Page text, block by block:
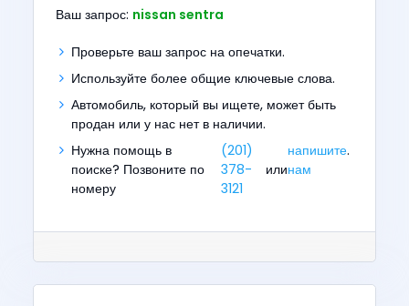
Ваш запрос: nissan sentra
Проверьте ваш запрос на опечатки.
Используйте более общие ключевые слова.
Автомобиль, который вы ищете, может быть
продан или у нас нет в наличии.
Нужна помощь в
поиске? Позвоните по
номеру
(201)
378-
3121
или
напишите
нам
.